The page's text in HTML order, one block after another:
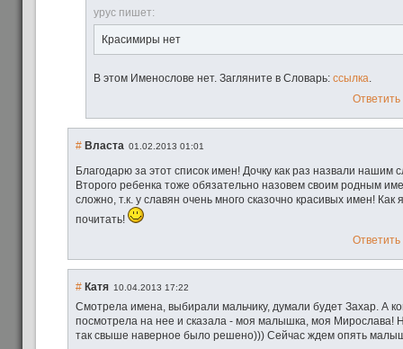
ypyc пишет:
Красимиры нет
В этом Именослове нет. Загляните в Словарь: ссылка.
Ответить
# Власта 01.02.2013 01:01
Благодарю за этот список имен! Дочку как раз назвали
Второго ребенка тоже обязательно назовем своим родным
сложно, т.к. у славян очень много сказочно красивых имен! Как
почитать!
Ответить
# Катя 10.04.2013 17:22
Смотрела имена, выбирали мальчику, думали будет Захар. А
посмотрела на нее и сказала - моя малышка, моя
так свыше наверное было решено))) Сейчас ждем опять